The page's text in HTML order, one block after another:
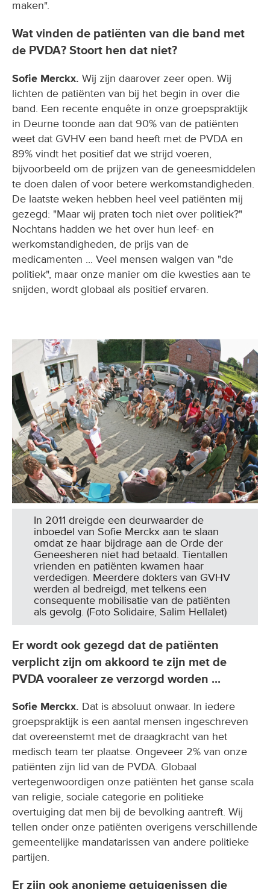
maken".
Wat vinden de patiënten van die band met
de PVDA? Stoort hen dat niet?
Sofie Merckx. Wij zijn daarover zeer open. Wij
lichten de patiënten van bij het begin in over die
band. Een recente enquête in onze groepspraktijk
in Deurne toonde aan dat 90% van de patiënten
weet dat GVHV een band heeft met de PVDA en
89% vindt het positief dat we strijd voeren,
bijvoorbeeld om de prijzen van de geneesmiddelen
te doen dalen of voor betere werkomstandigheden.
De laatste weken hebben heel veel patiënten mij
gezegd: "Maar wij praten toch niet over politiek?"
Nochtans hadden we het over hun leef- en
werkomstandigheden, de prijs van de
medicamenten ... Veel mensen walgen van "de
politiek", maar onze manier om die kwesties aan te
snijden, wordt globaal als positief ervaren.
In 2011 dreigde een deurwaarder de
inboedel van Sofie Merckx aan te slaan
omdat ze haar bijdrage aan de Orde der
Geneesheren niet had betaald. Tientallen
vrienden en patiënten kwamen haar
verdedigen. Meerdere dokters van GVHV
werden al bedreigd, met telkens een
consequente mobilisatie van de patiënten
als gevolg. (Foto Solidaire, Salim Hellalet)
Er wordt ook gezegd dat de patiënten
verplicht zijn om akkoord te zijn met de
PVDA vooraleer ze verzorgd worden ...
Sofie Merckx. Dat is absoluut onwaar. In iedere
groepspraktijk is een aantal mensen ingeschreven
dat overeenstemt met de draagkracht van het
medisch team ter plaatse. Ongeveer 2% van onze
patiënten zijn lid van de PVDA. Globaal
vertegenwoordigen onze patiënten het ganse scala
van religie, sociale categorie en politieke
overtuiging dat men bij de bevolking aantreft. Wij
tellen onder onze patiënten overigens verschillende
gemeentelijke mandatarissen van andere politieke
partijen.
Er zijn ook anonieme getuigenissen die